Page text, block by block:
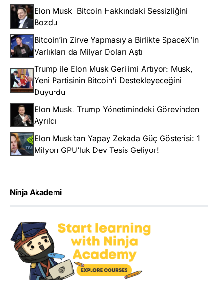
Elon Musk, Bitcoin Hakkındaki Sessizliğini
Bozdu
Bitcoin’in Zirve Yapmasıyla Birlikte SpaceX’in
Varlıkları da Milyar Doları Aştı
Trump ile Elon Musk Gerilimi Artıyor: Musk,
Yeni Partisinin Bitcoin'i Destekleyeceğini
Duyurdu
Elon Musk, Trump Yönetimindeki Görevinden
Ayrıldı
Elon Musk’tan Yapay Zekada Güç Gösterisi: 1
Milyon GPU’luk Dev Tesis Geliyor!
Ninja Akademi